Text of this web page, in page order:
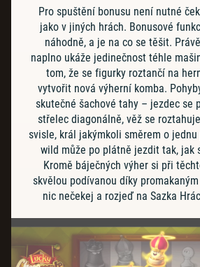
Pro spuštění bonusu není nutné
jako v jiných hrách. Bonusové
náhodně, a je na co se těšit.
naplno ukáže jedinečnost téhle
tom, že se figurky roztančí na
vytvořit nová výherní komba.
skutečné šachové tahy – jezdec se
střelec diagonálně, věž se
svisle, král jakýmkoli směrem o
wild může po plátně jezdit tak, jak
Kromě báječných výher si při
skvělou podívanou díky
nic nečekej a rozjeď na Sazka